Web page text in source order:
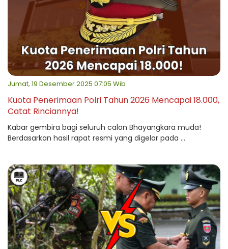
Jumat, 19 Desember 2025 07:05 Wib
Kuota Penerimaan Polri Tahun 2026 Mencapai 18.000,
Catat Rinciannya!
Kabar gembira bagi seluruh calon Bhayangkara muda!
Berdasarkan hasil rapat resmi yang digelar pada ...